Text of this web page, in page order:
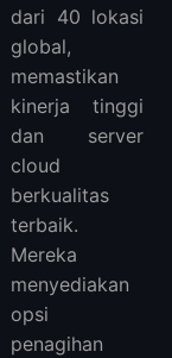
dari 40 lokasi
global,
memastikan
kinerja tinggi
dan server
cloud
berkualitas
terbaik.
Mereka
menyediakan
opsi
penagihan